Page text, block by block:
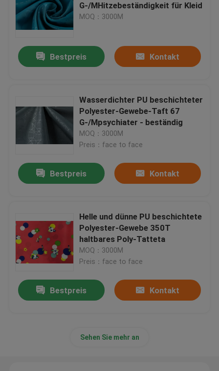
G-/MHitzebeständigkeit für Kleid
MOQ：3000M
Bestpreis Kontakt
Wasserdichter PU beschichteter
Polyester-Gewebe-Taft 67
G-/Mpsychiater - beständig
MOQ：3000M
Preis：face to face
Bestpreis Kontakt
Helle und dünne PU beschichtete
Polyester-Gewebe 350T
haltbares Poly-Tatteta
MOQ：3000M
Preis：face to face
Bestpreis Kontakt
Sehen Sie mehr an